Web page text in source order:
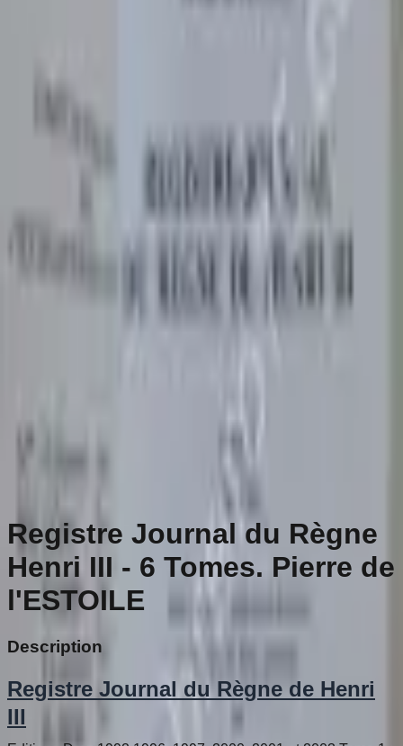
Registre Journal du Règne
Henri III - 6 Tomes. Pierre de
l'ESTOILE
Description
Registre Journal du Règne de Henri
III